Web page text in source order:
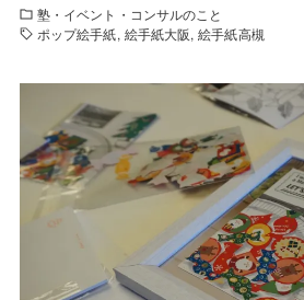
塾・イベント・コンサルのこと
ポップ絵手紙 絵手紙大阪 絵手紙高槻